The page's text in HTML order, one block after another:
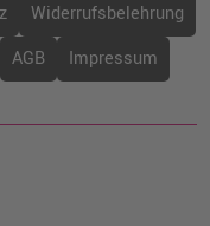
Widerrufsbelehrung
AGB Impressum